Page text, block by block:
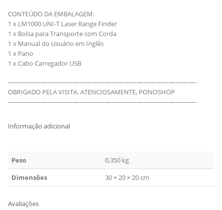
CONTEÚDO DA EMBALAGEM:
1 x LM1000 UNI-T Laser Range Finder
1 x Bolsa para Transporte com Corda
1 x Manual do Usuário em Inglês
1 x Pano
1 x Cabo Carregador USB
—————————————————————————————-
OBRIGADO PELA VISITA. ATENCIOSAMENTE, PONOSHOP
—————————————————————————————-
Informação adicional
Peso
0,350 kg
Dimensões
30 × 20 × 20 cm
Avaliações